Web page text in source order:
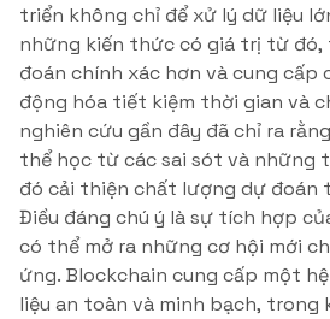
triển không chỉ để xử lý dữ liệu
những kiến thức có giá trị từ đó,
đoán chính xác hơn và cung cấp
động hóa tiết kiệm thời gian và
nghiên cứu gần đây đã chỉ ra
thể học từ các sai sót và những
đó cải thiện chất lượng dự đoán
Điều đáng chú ý là sự tích hợp
có thể mở ra những cơ hội mới
ứng. Blockchain cung cấp một
liệu an toàn và minh bạch, trong